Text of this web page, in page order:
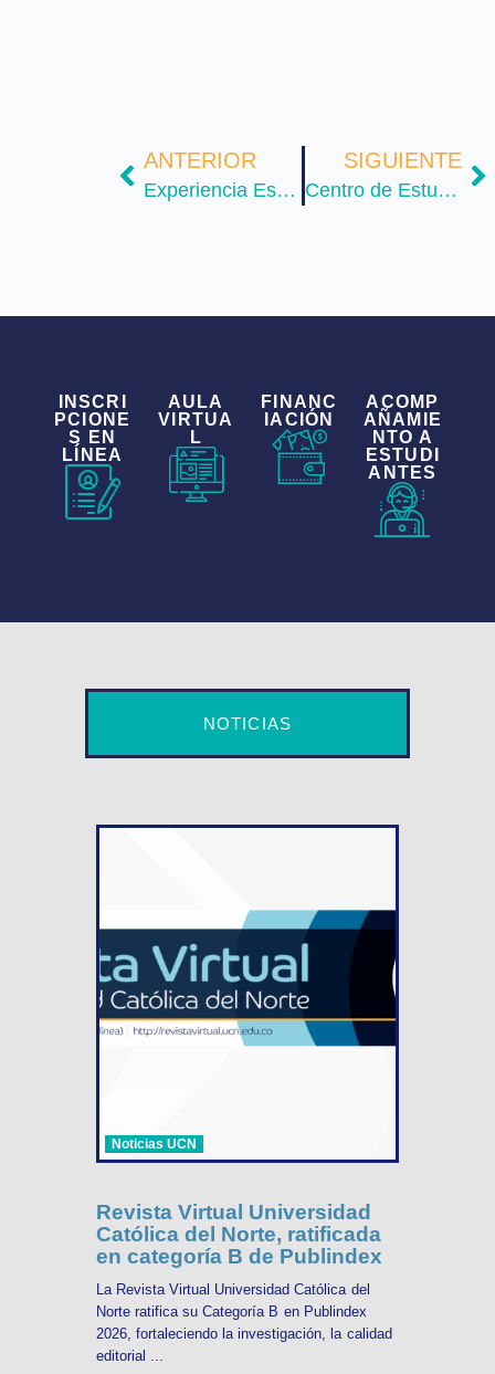
ANTERIOR
Experiencia Estudiantil
SIGUIENTE
Centro de Estudios en Inclusión
INSCRI
PCIONE
S EN
LÍNEA
AULA
VIRTUA
L
FINANC
IACIÓN
ACOMP
AÑAMIE
NTO A
ESTUDI
ANTES
NOTICIAS
Noticias UCN
Revista Virtual Universidad
Católica del Norte, ratificada
en categoría B de Publindex
La Revista Virtual Universidad Católica del
Norte ratifica su Categoría B en Publindex
2026, fortaleciendo la investigación, la calidad
editorial ...